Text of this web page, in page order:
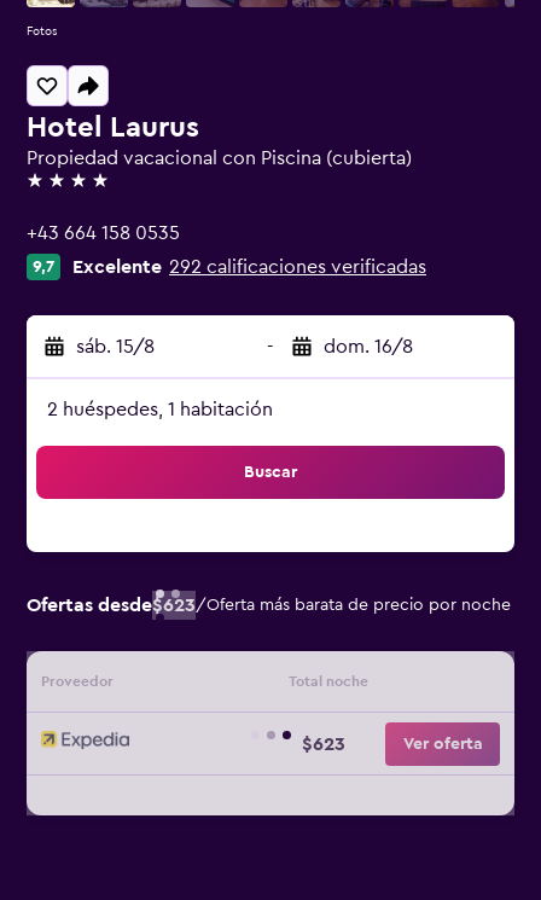
Hotel Laurus
Propiedad vacacional con Piscina (cubierta)
4 estrellas
+43 664 158 0535
9,7 Excelente 292 calificaciones verificadas
sáb. 15/8 - dom. 16/8
2 huéspedes, 1 habitación
Buscar
Ofertas desde$623/Oferta más barata de precio por noche
Proveedor Total noche
$623 Ver oferta
Fotos